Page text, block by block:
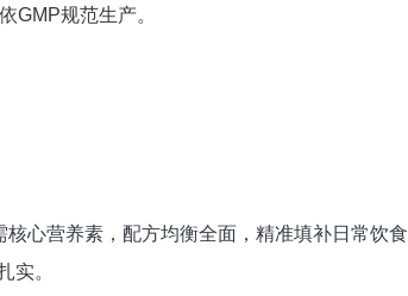
GMP规范生产。
心营养素，配方均衡全面，精准填补日常饮食
实。